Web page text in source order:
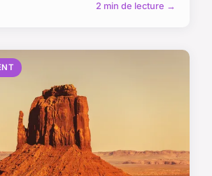
2 min de lecture →